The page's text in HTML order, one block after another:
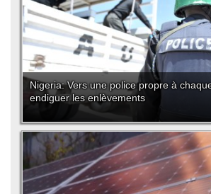
Nigeria: Vers une police propre à
endiguer les enlèvements